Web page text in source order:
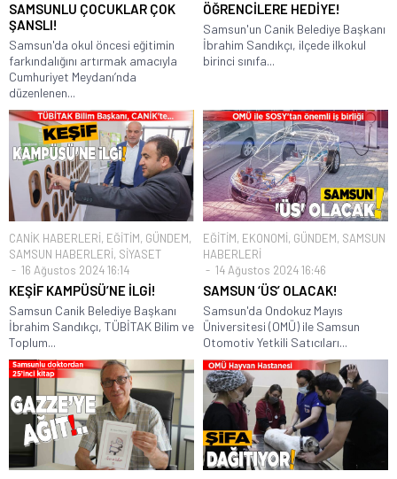
SAMSUNLU ÇOCUKLAR ÇOK
ŞANSLI!
Samsun'da okul öncesi eğitimin
farkındalığını artırmak amacıyla
Cumhuriyet Meydanı’nda
düzenlenen...
ÖĞRENCİLERE HEDİYE!
Samsun'un Canik Belediye Başkanı
İbrahim Sandıkçı, ilçede ilkokul
birinci sınıfa...
CANİK HABERLERİ, EĞİTİM, GÜNDEM,
SAMSUN HABERLERİ, SİYASET
16 Ağustos 2024 16:14
KEŞİF KAMPÜSÜ’NE İLGİ!
Samsun Canik Belediye Başkanı
İbrahim Sandıkçı, TÜBİTAK Bilim ve
Toplum...
EĞİTİM, EKONOMİ, GÜNDEM, SAMSUN
HABERLERİ
14 Ağustos 2024 16:46
SAMSUN ‘ÜS’ OLACAK!
Samsun'da Ondokuz Mayıs
Üniversitesi (OMÜ) ile Samsun
Otomotiv Yetkili Satıcıları...